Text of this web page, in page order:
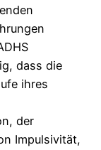
dass die
ihres
der
Impulsivität,